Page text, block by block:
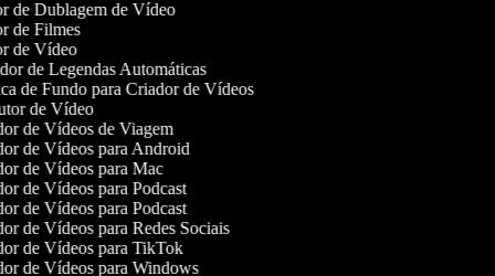
de Dublagem de Vídeo
de Filmes
de Vídeo
de Legendas Automáticas
de Fundo para Criador de Vídeos
de Vídeo
de Vídeos de Viagem
de Vídeos para Android
de Vídeos para Mac
de Vídeos para Podcast
de Vídeos para Podcast
de Vídeos para Redes Sociais
de Vídeos para TikTok
de Vídeos para Windows